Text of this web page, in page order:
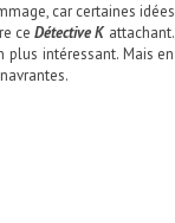
car certaines idées
ceDétective Kattachant.
intéressant. Mais en